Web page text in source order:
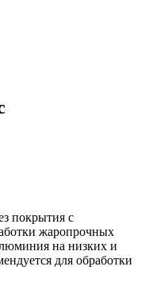
покрытия с
жаропрочных
на низких и
для обработки